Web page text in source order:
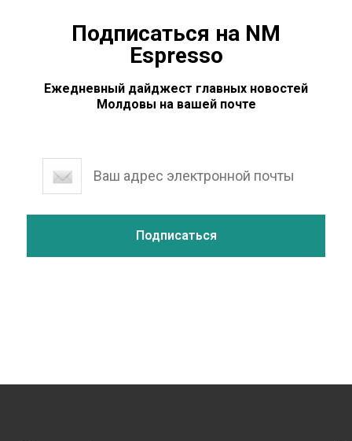
Подписаться на NM
Espresso
Ежедневный дайджест главных новостей
Молдовы на вашей почте